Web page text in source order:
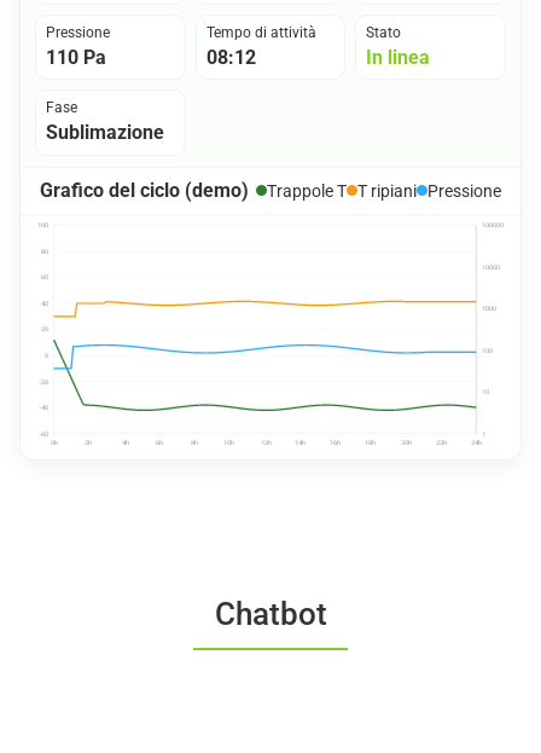
Pressione
110 Pa
Tempo di attività
08:12
Stato
In linea
Fase
Sublimazione
Grafico del ciclo (demo) Trappole T T ripiani Pressione
-60
-40
-20
0
20
40
60
80
100
1
10
100
1000
10000
100000
0h 2h 4h 6h 8h 10h 12h 14h 16h 18h 20h 22h 24h
Chatbot